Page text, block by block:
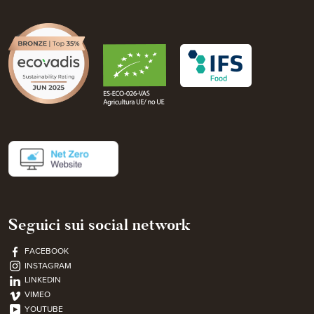
Seguici sui social network
FACEBOOK
INSTAGRAM
LINKEDIN
VIMEO
YOUTUBE